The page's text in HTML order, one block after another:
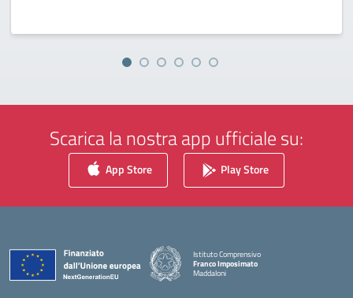
Scarica la nostra app ufficiale su:
App Store Play Store
Istituto Comprensivo
Franco Imposimato
Maddaloni